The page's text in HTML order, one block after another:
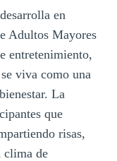
en
Adultos Mayores
entretenimiento,
viva como una
La
que
risas,
clima de